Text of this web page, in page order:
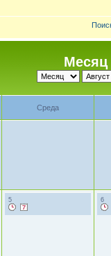
Месяц
Среда
5 6